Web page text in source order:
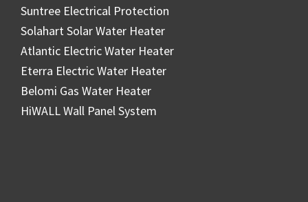
Suntree Electrical Protection
Solahart Solar Water Heater
Atlantic Electric Water Heater
Eterra Electric Water Heater
Belomi Gas Water Heater
HiWALL Wall Panel System